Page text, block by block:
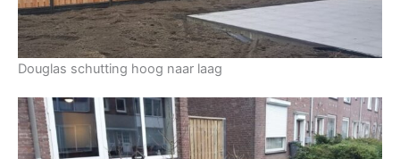
Douglas schutting hoog naar laag